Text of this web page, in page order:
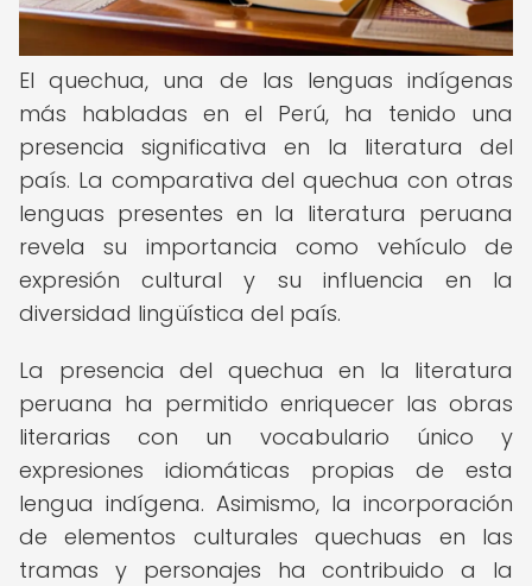
El quechua, una de las lenguas indígenas
más habladas en el Perú, ha tenido una
presencia significativa en la literatura del
país. La comparativa del quechua con otras
lenguas presentes en la literatura peruana
revela su importancia como vehículo de
expresión cultural y su influencia en la
diversidad lingüística del país.
La presencia del quechua en la literatura
peruana ha permitido enriquecer las obras
literarias con un vocabulario único y
expresiones idiomáticas propias de esta
lengua indígena. Asimismo, la incorporación
de elementos culturales quechuas en las
tramas y personajes ha contribuido a la